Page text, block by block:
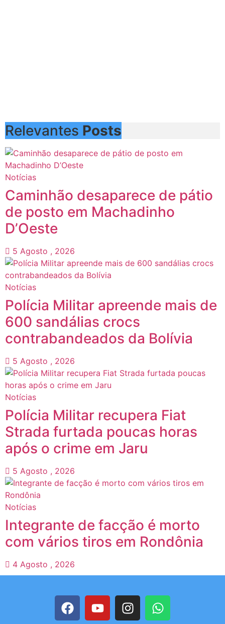
Relevantes Posts
Notícias
Caminhão desaparece de pátio
de posto em Machadinho
D’Oeste
5 Agosto , 2026
Notícias
Polícia Militar apreende mais de
600 sandálias crocs
contrabandeados da Bolívia
5 Agosto , 2026
Notícias
Polícia Militar recupera Fiat
Strada furtada poucas horas
após o crime em Jaru
5 Agosto , 2026
Notícias
Integrante de facção é morto
com vários tiros em Rondônia
4 Agosto , 2026